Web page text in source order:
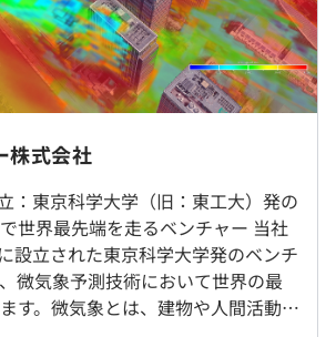
1日程度出社)
当社オフィスでの会議やクライアント
場合があります。その際には調整させ
り
※昼食時間は業務の都合により各々
ます
10-20時間／月
末年始休暇等
り）
株式会社
：東京科学大学（旧：東工大）発の
世界最先端を走るベンチャー 当社
設立された東京科学大学発のベンチ
微気象予測技術において世界の最
す。微気象とは、建物や人間活動の